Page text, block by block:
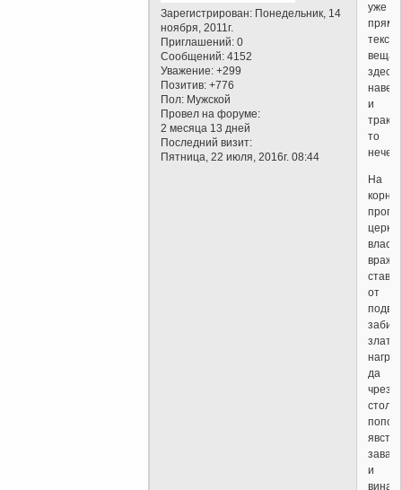
Зарегистрирован: Понедельник, 14
ноября, 2011г.
Приглашений: 0
Сообщений: 4152
Уважение: +299
Позитив: +776
Пол: Мужской
Провел на форуме:
2 месяца 13 дней
Последний визит:
Пятница, 22 июля, 2016г. 08:44
уже
здесь
и
то
На
корню
от
да
чрез
столы
и